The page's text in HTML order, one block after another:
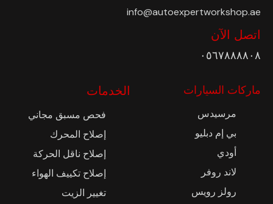
البريد الإلكتروني
info@autoexpertworkshop.ae
اتصل الآن
مرسيدس
بي إم دبليو
أودي
لاند روفر
الخدمات
فحص مسبق مجاني
إصلاح المحرك
إصلاح ناقل الحركة
إصلاح تكييف الهواء